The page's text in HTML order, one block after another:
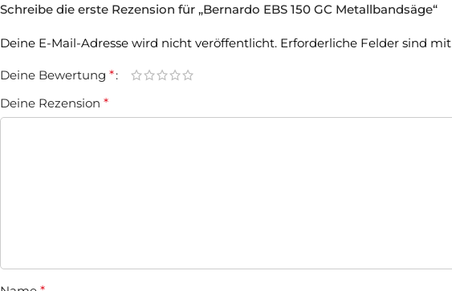
Schreibe die erste Rezension für „Bernardo EBS 150 GC Metallbandsäge“
Deine E-Mail-Adresse wird nicht veröffentlicht. Erforderliche Felder sind mit
Deine Bewertung *
Deine Rezension *